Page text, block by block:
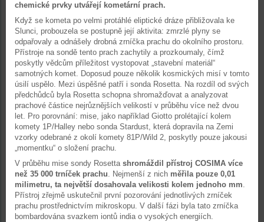
chemické prvky utvářejí kometární prach.
Když se kometa po velmi protáhlé eliptické dráze přibližovala ke
Slunci, probouzela se postupně její aktivita: zmrzlé plyny se
odpařovaly a odnášely drobná zrníčka prachu do okolního prostoru.
Přístroje na sondě tento prach zachytily a prozkoumaly, čímž
poskytly vědcům příležitost vystopovat „stavební materiál“
samotných komet. Doposud pouze několik kosmických misí v tomto
úsilí uspělo. Mezi úspěšné patří i sonda Rosetta. Na rozdíl od svých
předchůdců byla Rosetta schopna shromažďovat a analyzovat
prachové částice nejrůznějších velikostí v průběhu více než dvou
let. Pro porovnání: mise, jako například Giotto prolétající kolem
komety 1P/Halley nebo sonda Stardust, která dopravila na Zemi
vzorky odebrané z okolí komety 81P/Wild 2, poskytly pouze jakousi
„momentku“ o složení prachu.
V průběhu mise sondy Rosetta shromáždil přístroj COSIMA více
než 35 000 trníček prachu. Nejmenší z nich měřila pouze 0,01
milimetru, ta největší dosahovala velikosti kolem jednoho mm.
Přístroj zřejmě uskutečnil první pozorování jednotlivých zrníček
prachu prostřednictvím mikroskopu. V další fázi byla tato zrníčka
bombardována svazkem iontů india o vysokých energiích.